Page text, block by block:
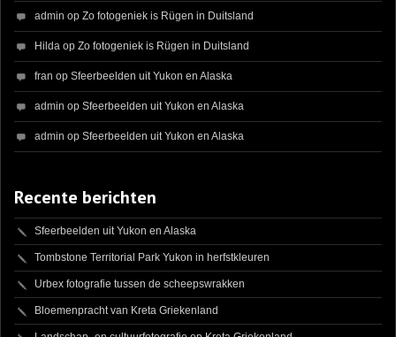
admin op Zo fotogeniek is Rügen in Duitsland
Hilda op Zo fotogeniek is Rügen in Duitsland
fran op Sfeerbeelden uit Yukon en Alaska
admin op Sfeerbeelden uit Yukon en Alaska
admin op Sfeerbeelden uit Yukon en Alaska
Recente berichten
Sfeerbeelden uit Yukon en Alaska
Tombstone Territorial Park Yukon in herfstkleuren
Urbex fotografie tussen de scheepswrakken
Bloemenpracht van Kreta Griekenland